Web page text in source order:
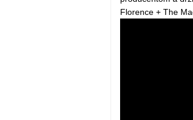
Florence + The